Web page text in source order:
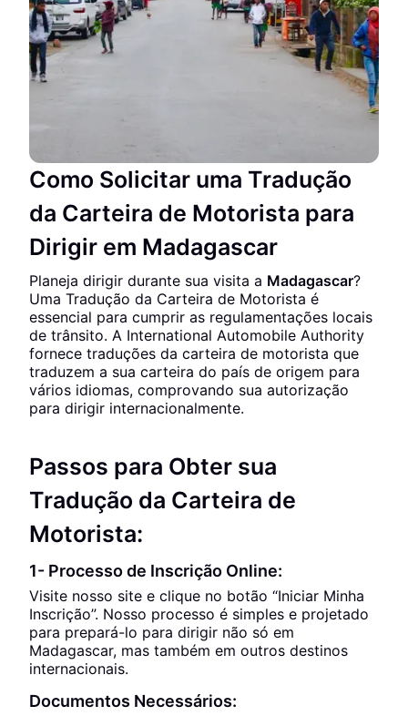
Como Solicitar uma Tradução
da Carteira de Motorista para
Dirigir em Madagascar
Planeja dirigir durante sua visita a Madagascar?
Uma Tradução da Carteira de Motorista é
essencial para cumprir as regulamentações locais
de trânsito. A International Automobile Authority
fornece traduções da carteira de motorista que
traduzem a sua carteira do país de origem para
vários idiomas, comprovando sua autorização
para dirigir internacionalmente.
Passos para Obter sua
Tradução da Carteira de
Motorista:
1- Processo de Inscrição Online:
Visite nosso site e clique no botão “Iniciar Minha
Inscrição”. Nosso processo é simples e projetado
para prepará-lo para dirigir não só em
Madagascar, mas também em outros destinos
internacionais.
Documentos Necessários: